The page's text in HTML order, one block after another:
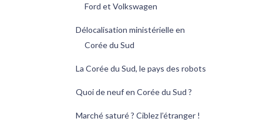
Ford et Volkswagen
Délocalisation ministérielle en
Corée du Sud
La Corée du Sud, le pays des robots
Quoi de neuf en Corée du Sud ?
Marché saturé ? Ciblez l’étranger !